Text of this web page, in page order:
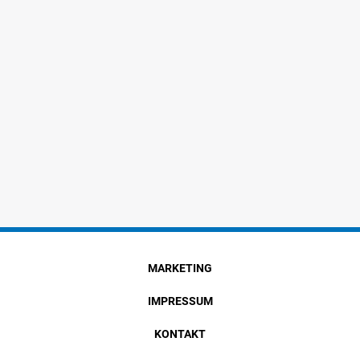
MARKETING
IMPRESSUM
KONTAKT